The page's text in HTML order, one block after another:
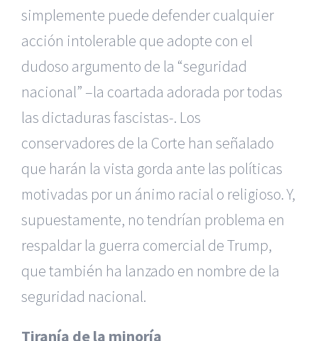
simplemente puede defender cualquier
acción intolerable que adopte con el
dudoso argumento de la “seguridad
nacional” –la coartada adorada por todas
las dictaduras fascistas-. Los
conservadores de la Corte han señalado
que harán la vista gorda ante las políticas
motivadas por un ánimo racial o religioso. Y,
supuestamente, no tendrían problema en
respaldar la guerra comercial de Trump,
que también ha lanzado en nombre de la
seguridad nacional.
Tiranía de la minoría